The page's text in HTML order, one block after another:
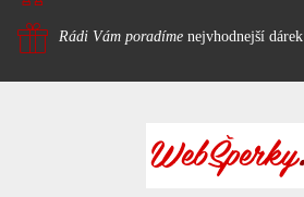
Rádi Vám poradíme nejvhodnejší dárek